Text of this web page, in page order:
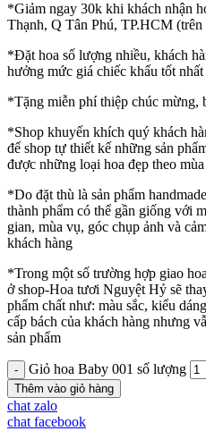
*Giảm ngay 30k khi khách nhận
Thạnh, Q Tân Phú, TP.HCM (trên
*Đặt hoa số lượng nhiều, khách
hưởng mức giá chiếc khấu tốt nhất
*Tặng miễn phí thiệp chúc mừng,
*Shop khuyến khích quý khách
để shop tự thiết kế những sản
được những loại hoa đẹp theo
*Do đặt thù là sản phẩm
thành phẩm có thể gần giống với
gian, mùa vụ, góc chụp ảnh và
khách hàng
*Trong một số trường hợp giao
ở shop-Hoa tươi Nguyệt Hỷ sẽ
phẩm chất như: màu sắc, kiểu
cấp bách của khách hàng nhưng
sản phẩm
Giỏ hoa Baby 001 số lượng
Thêm vào giỏ hàng
chat zalo
chat facebook